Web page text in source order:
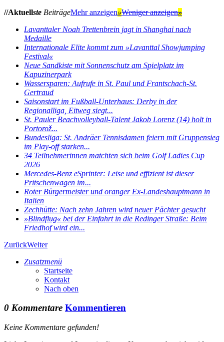
//Aktuellste BeiträgeMehr anzeigen»Weniger anzeigen»
Lavanttaler Noah Trettenbrein jagt in Shanghai nach
Medaille
Internationale Elite kommt zum »Lavanttal Showjumping
Festival«
Neue Sandkiste mit Sonnenschutz am Spielplatz im
Kapuzinerpark
Wassersparen: Aufrufe in St. Paul und Frantschach-St.
Gertraud
Saisonstart im Fußball-Unterhaus: Derby in der
Regionalliga, Eitweg siegt...
St. Pauler Beachvolleyball-Talent Jakob Lorenz (14) holt in
Portorož...
Bundesliga: St. Andräer Tennisdamen feiern mit Gruppensieg
im Play-off starken...
34 Teilnehmerinnen matchten sich beim Golf Ladies Cup
2026
Mercedes-Benz eSprinter: Leise und effizient ist dieser
Pritschenwagen im...
Roter Bürgermeister und oranger Ex-Landeshauptmann in
Italien
Zechhütte: Nach zehn Jahren wird neuer Pächter gesucht
»Blindflug« bei der Einfahrt in die Redinger Straße: Beim
Friedhof wird ein...
ZurückWeiter
Zusatzmenü
Startseite
Kontakt
Nach oben
0 Kommentare Kommentieren
Keine Kommentare gefunden!